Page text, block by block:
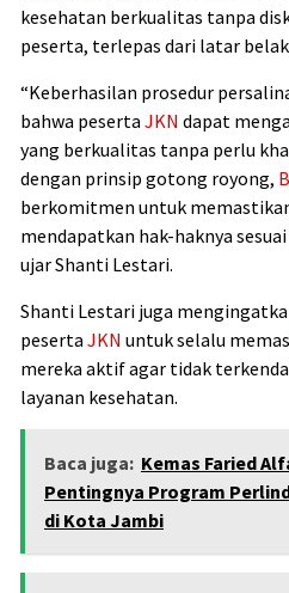
kesehatan berkualitas tanpa
peserta, terlepas dari latar
“Keberhasilan prosedur
bahwa peserta JKN dapat
yang berkualitas tanpa perlu
dengan prinsip gotong royong,
berkomitmen untuk
mendapatkan hak-haknya
ujar Shanti Lestari.
Shanti Lestari juga
peserta JKN untuk selalu
mereka aktif agar tidak
layanan kesehatan.
Baca juga: Kemas Faried
Pentingnya Program
di Kota Jambi